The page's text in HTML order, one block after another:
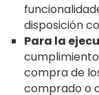
disposición
Para la
compra de
comprado o